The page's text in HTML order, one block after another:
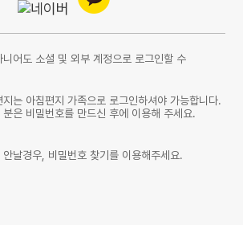
니어도 소셜 및 외부 계정으로 로그인할 수
는 아침편지 가족으로 로그인하셔야 가능합니다.
은 비밀번호를 만드신 후에 이용해 주세요.
날경우, 비밀번호 찾기를 이용해주세요.